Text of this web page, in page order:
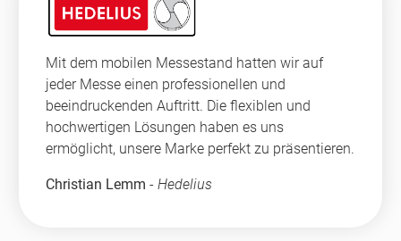
Mit dem mobilen Messestand hatten wir auf
jeder Messe einen professionellen und
beeindruckenden Auftritt. Die flexiblen und
hochwertigen Lösungen haben es uns
ermöglicht, unsere Marke perfekt zu präsentieren.
Christian Lemm - Hedelius